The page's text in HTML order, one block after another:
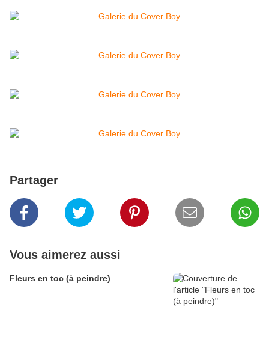
Partager
Vous aimerez aussi
Fleurs en toc (à peindre)